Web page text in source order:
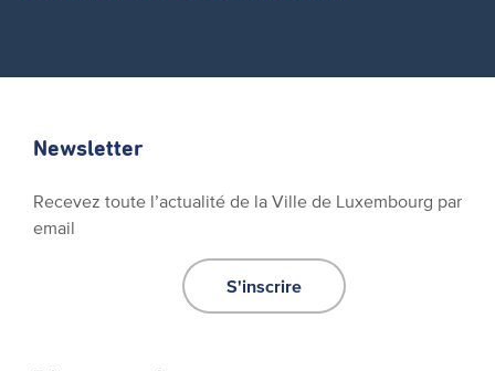
Newsletter
Recevez toute l’actualité de la Ville de Luxembourg par
email
S'inscrire